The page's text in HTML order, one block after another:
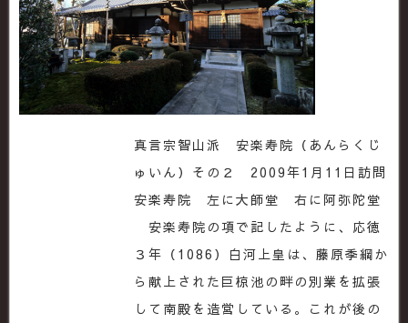
真言宗智山派 安楽寿院（あんらくじ
ゅいん）その２ 2009年1月11日訪問
安楽寿院 左に大師堂 右に阿弥陀堂
安楽寿院の項で記したように、応徳
３年（1086）白河上皇は、藤原季綱か
ら献上された巨椋池の畔の別業を拡張
して南殿を造営している。これが後の